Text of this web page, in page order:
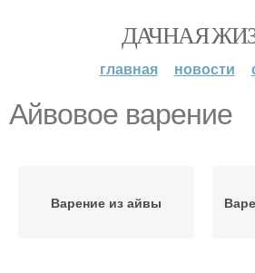
ДАЧНАЯ
главная новости
Айвовое варение
Варение из айвы